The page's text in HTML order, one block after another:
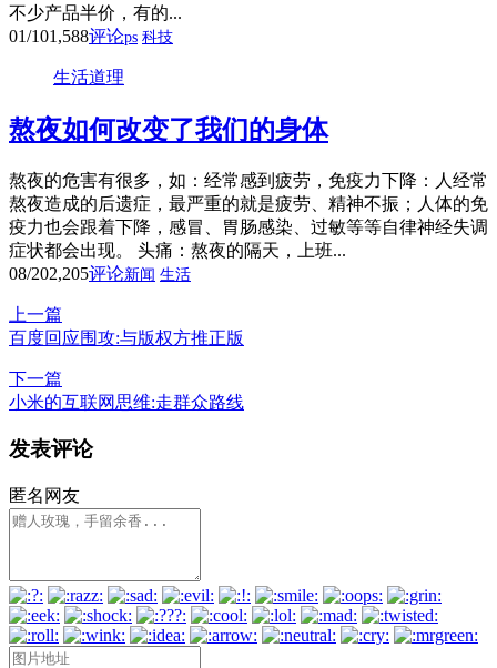
不少产品半价，有的...
01/101,588评论ps 科技
生活道理
熬夜如何改变了我们的身体
熬夜的危害有很多，如：经常感到疲劳，免疫力下降：人经常
熬夜造成的后遗症，最严重的就是疲劳、精神不振；人体的免
疫力也会跟着下降，感冒、胃肠感染、过敏等等自律神经失调
症状都会出现。 头痛：熬夜的隔天，上班...
08/202,205评论新闻 生活
上一篇
百度回应围攻:与版权方推正版
下一篇
小米的互联网思维:走群众路线
发表评论
匿名网友